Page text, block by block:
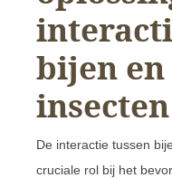
bijen en
insecten
De interactie tussen
cruciale rol bij het